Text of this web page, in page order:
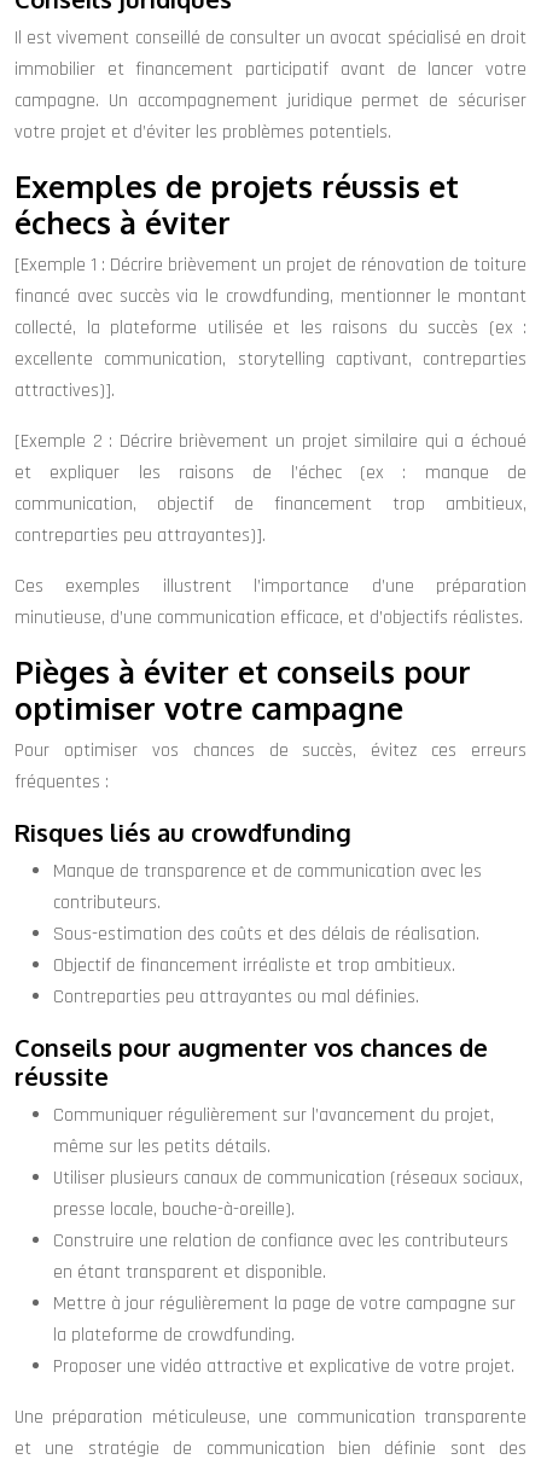
Il est vivement conseillé de consulter un avocat spécialisé en droit
immobilier et financement participatif avant de lancer votre
campagne. Un accompagnement juridique permet de sécuriser
votre projet et d’éviter les problèmes potentiels.
Exemples de projets réussis et
échecs à éviter
[Exemple 1 : Décrire brièvement un projet de rénovation de toiture
financé avec succès via le crowdfunding, mentionner le montant
collecté, la plateforme utilisée et les raisons du succès (ex :
excellente communication, storytelling captivant, contreparties
attractives)].
[Exemple 2 : Décrire brièvement un projet similaire qui a échoué
et expliquer les raisons de l’échec (ex : manque de
communication, objectif de financement trop ambitieux,
contreparties peu attrayantes)].
Ces exemples illustrent l’importance d’une préparation
minutieuse, d’une communication efficace, et d’objectifs réalistes.
Pièges à éviter et conseils pour
optimiser votre campagne
Pour optimiser vos chances de succès, évitez ces erreurs
fréquentes :
Risques liés au crowdfunding
Manque de transparence et de communication avec les
contributeurs.
Sous-estimation des coûts et des délais de réalisation.
Objectif de financement irréaliste et trop ambitieux.
Contreparties peu attrayantes ou mal définies.
Conseils pour augmenter vos chances de
réussite
Communiquer régulièrement sur l’avancement du projet,
même sur les petits détails.
Utiliser plusieurs canaux de communication (réseaux sociaux,
presse locale, bouche-à-oreille).
Construire une relation de confiance avec les contributeurs
en étant transparent et disponible.
Mettre à jour régulièrement la page de votre campagne sur
la plateforme de crowdfunding.
Proposer une vidéo attractive et explicative de votre projet.
Une préparation méticuleuse, une communication transparente
et une stratégie de communication bien définie sont des